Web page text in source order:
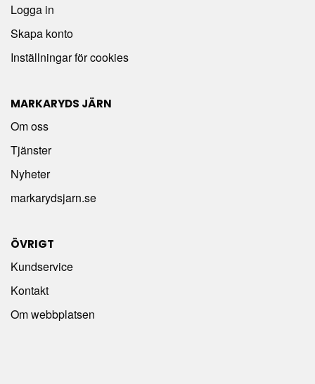
Logga in
Skapa konto
Inställningar för cookies
MARKARYDS JÄRN
Om oss
Tjänster
Nyheter
markarydsjarn.se
ÖVRIGT
Kundservice
Kontakt
Om webbplatsen